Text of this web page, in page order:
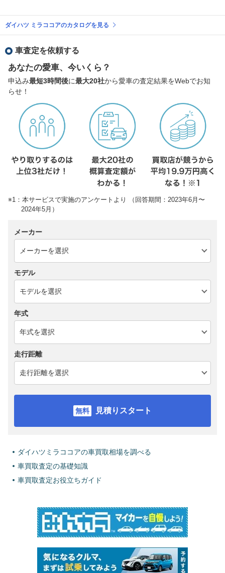
ダイハツ ミラココアのカタログを見る
車査定を依頼する
あなたの愛車、今いくら？
申込み最短3時間後に最大20社から愛車の査定結果をWebでお知
らせ！
※1：本サービスで実施のアンケートより （回答期間：2023年6月〜
2024年5月）
メーカー
モデル
年式
走行距離
見積りスタート
ダイハツミラココアの車買取相場を調べる
車買取査定の基礎知識
車買取査定お役立ちガイド